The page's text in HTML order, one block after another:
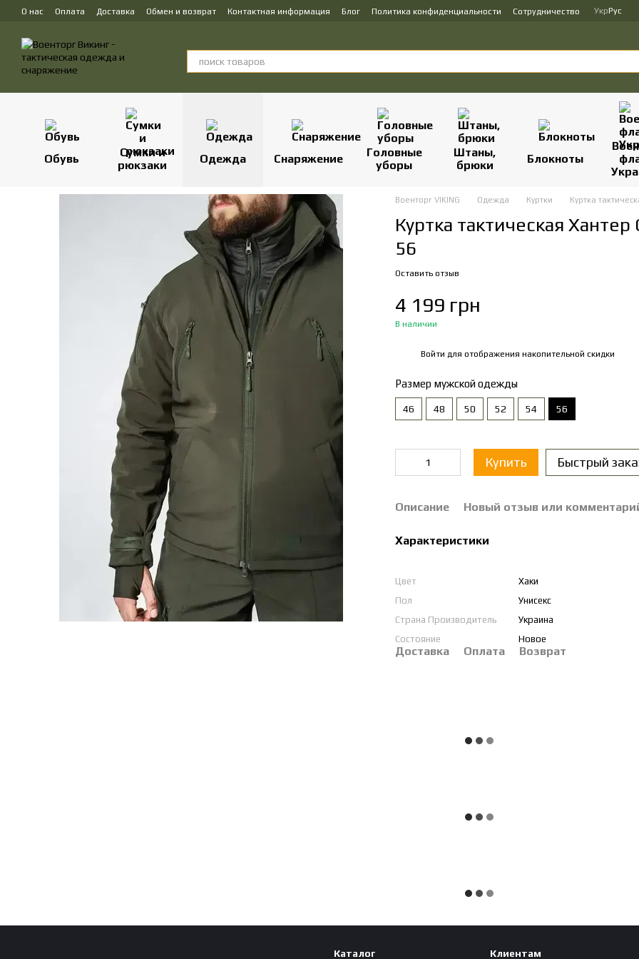
Перейти к основному контенту
О нас Оплата Доставка Обмен и возврат Контактная информация Блог Политика конфиденциальности Сотрудничество УкрРус
Обувь
Сумки и
рюкзаки
Одежда Снаряжение
Головные
уборы
Штаны,
брюки
Блокноты
Военторг VIKING Одежда Куртки Куртка
Куртка тактическая
56
Оставить отзыв
4 199 грн
В наличии
Войти для отображения накопительной скидки
Размер мужской одежды
46 48 50 52 54 56
Купить Быстрый
Описание Новый отзыв или
Характеристики
Цвет
Хаки
Пол
Унисекс
Страна Производитель
Украина
Состояние
Новое
Доставка Оплата Возврат
Каталог Клиентам